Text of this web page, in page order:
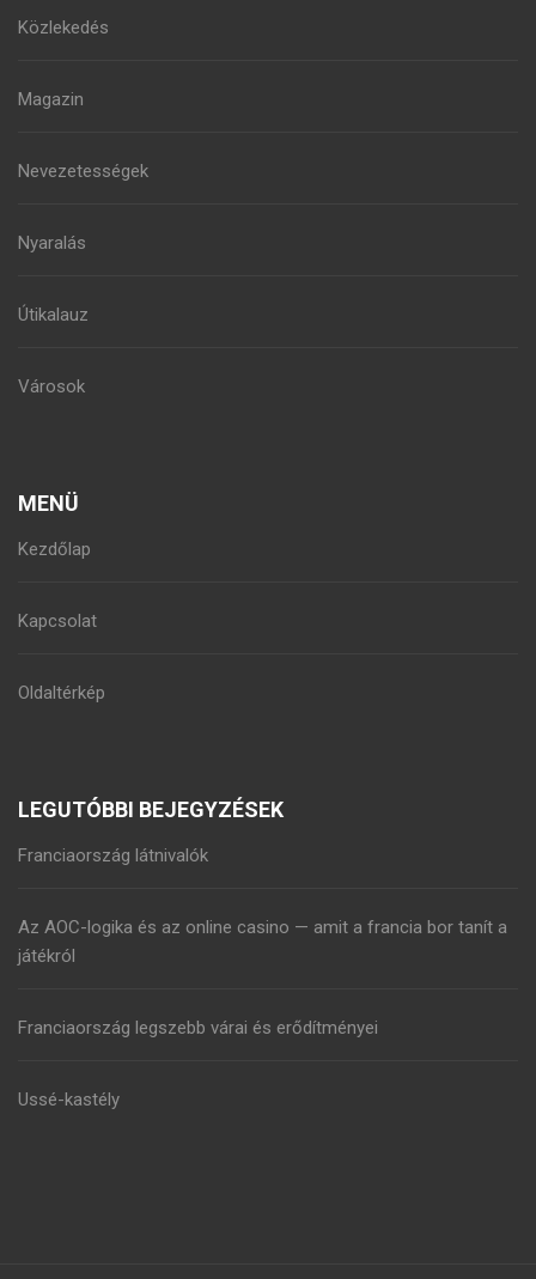
Közlekedés
Magazin
Nevezetességek
Nyaralás
Útikalauz
Városok
MENÜ
Kezdőlap
Kapcsolat
Oldaltérkép
LEGUTÓBBI BEJEGYZÉSEK
Franciaország látnivalók
Az AOC-logika és az online casino — amit a francia bor tanít a
játékról
Franciaország legszebb várai és erődítményei
Ussé-kastély